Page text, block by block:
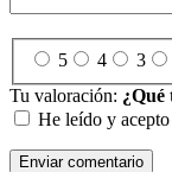
5 4 3
Tu valoración: ¿Qué
He leído y acepto